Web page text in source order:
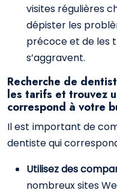
visites régulières
dépister les
précoce et de les
s’aggravent.
Recherche de
les tarifs et trouvez
correspond à votre
Il est important de
dentiste qui
Utilisez des
nombreux sites